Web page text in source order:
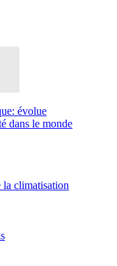
évolue
dans le monde
la climatisation